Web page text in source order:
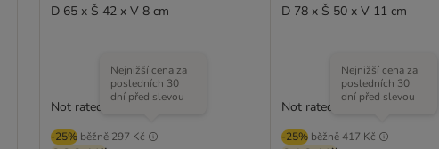
D 65 x Š 42 x V 8 cm
-25% běžně297 Kč
Nejnižší cena za
posledních 30
dní před slevou
Not rated
D 78 x Š 50 x V 11 cm
-25% běžně417 Kč
Nejnižší cena za
posledních 30
dní před slevou
Not rated